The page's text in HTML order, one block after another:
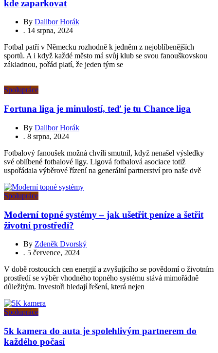
kde zaparkovat
By Dalibor Horák
. 14 srpna, 2024
Fotbal patří v Německu rozhodně k jedněm z nejoblíbenějších
sportů. A i když každé město má svůj klub se svou fanouškovskou
základnou, pořád platí, že jeden tým se
Spolupráce
Fortuna liga je minulostí, teď je tu Chance liga
By Dalibor Horák
. 8 srpna, 2024
Fotbalový fanoušek možná chvíli smutnil, když nenašel výsledky
své oblíbené fotbalové ligy. Ligová fotbalová asociace totiž
uspořádala výběrové řízení na generální partnerství pro naše dvě
Spolupráce
Moderní topné systémy – jak ušetřit peníze a šetřit
životní prostředí?
By Zdeněk Dvorský
. 5 července, 2024
V době rostoucích cen energií a zvyšujícího se povědomí o životním
prostředí se výběr vhodného topného systému stává mimořádně
důležitým. Investoři hledají řešení, která nejen
Spolupráce
5k kamera do auta je spolehlivým partnerem do
každého počasí